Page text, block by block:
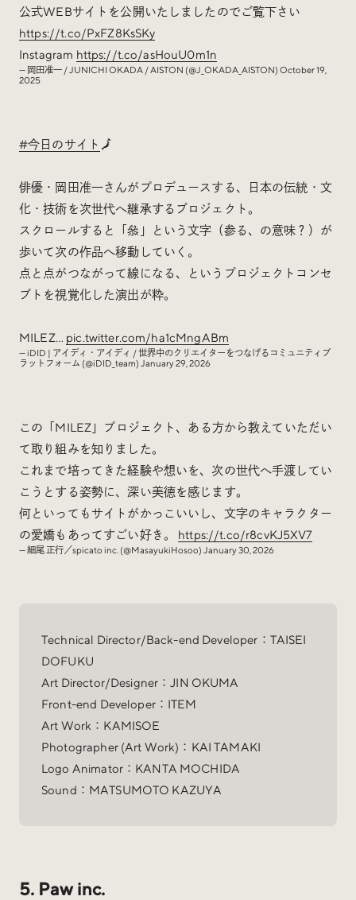
公式WEBサイトを公開いたしましたのでご覧下さい
https://t.co/PxFZ8KsSKy
Instagram https://t.co/asHouU0m1n
— 岡田准一 / JUNICHI OKADA / AISTON (@J_OKADA_AISTON) October 19,
2025
#今日のサイト 🗾
俳優・岡田准一さんがプロデュースする、日本の伝統・文
化・技術を次世代へ継承するプロジェクト。
スクロールすると「叅」という文字（参る、の意味？）が
歩いて次の作品へ移動していく。
点と点がつながって線になる、というプロジェクトコンセ
プトを視覚化した演出が粋。
MILEZ… pic.twitter.com/ha1cMngABm
— iDID | アイディ・アイディ / 世界中のクリエイターをつなげるコミュニティプ
ラットフォーム (@iDID_team) January 29, 2026
この「MILEZ」プロジェクト、ある方から教えていただい
て取り組みを知りました。
これまで培ってきた経験や想いを、次の世代へ手渡してい
こうとする姿勢に、深い美徳を感じます。
何といってもサイトがかっこいいし、文字のキャラクター
の愛嬌もあってすごい好き。 https://t.co/r8cvKJ5XV7
— 細尾 正行／spicato inc. (@MasayukiHosoo) January 30, 2026
Technical Director/Back-end Developer：TAISEI
DOFUKU
Art Director/Designer：JIN OKUMA
Front-end Developer：ITEM
Art Work：KAMISOE
Photographer (Art Work)：KAI TAMAKI
Logo Animator：KANTA MOCHIDA
Sound：MATSUMOTO KAZUYA
5. Paw inc.